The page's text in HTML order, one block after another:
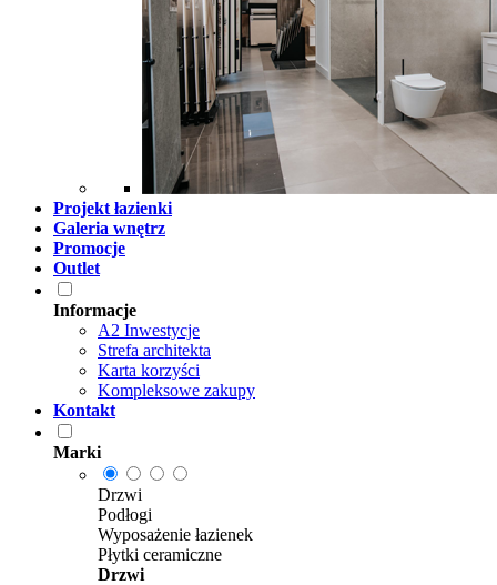
Projekt łazienki
Galeria wnętrz
Promocje
Outlet
Informacje
A2 Inwestycje
Strefa architekta
Karta korzyści
Kompleksowe zakupy
Kontakt
Marki
Drzwi
Podłogi
Wyposażenie łazienek
Płytki ceramiczne
Drzwi